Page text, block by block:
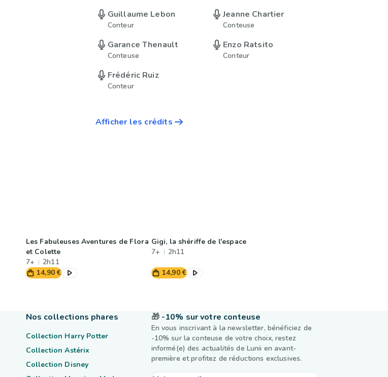
Guillaume Lebon
Conteur
Jeanne Chartier
Conteuse
Garance Thenault
Conteuse
Enzo Ratsito
Conteur
Frédéric Ruiz
Conteur
Afficher les crédits
Les Fabuleuses Aventures de Flora
et Colette
7+
2h11
14,90 €
Gigi, la shériffe de l'espace
7+
2h11
14,90 €
🎁 -10% sur votre conteuse
En vous inscrivant à la newsletter, bénéficiez de
-10% sur la conteuse de votre choix, restez
informé(e) des actualités de Lunii en avant-
première et profitez de réductions exclusives.
Nos collections phares
Collection Harry Potter
Collection Astérix
Collection Disney